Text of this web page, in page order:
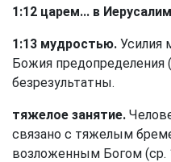
1:12 царем... в
1:13 мудростью. Усилия
Божия предопределения (
безрезультатны.
тяжелое занятие.
связано с тяжелым
возложенным Богом (ср.